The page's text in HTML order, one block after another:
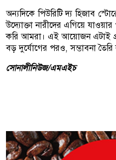
অন্যদিকে পিউরিটি দ্য হিজাব
উদ্যোক্তা নারীদের এগিয়ে
করি আমরা। এই আয়োজন এটাই
বড় দুর্যোগের পরও, সম্ভাবনা
সোনালীনিউজ/এমএইচ